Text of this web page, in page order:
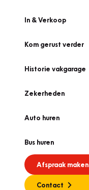
In & Verkoop
Kom gerust verder
Historie vakgarage
Zekerheden
Auto huren
Bus huren
Afspraak maken
Contact